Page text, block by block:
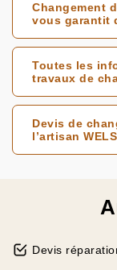
Changement
vous garantit
Toutes les
travaux de
Devis de
l’artisan
Devis